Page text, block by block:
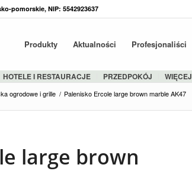
pomorskie, NIP: 5542923637
Produkty Aktualności Profesjonaliści
HOTELE I RESTAURACJE PRZEDPOKÓJ WIĘCEJ
ogrodowe i grille / Palenisko Ercole large brown marble AK47
large brown